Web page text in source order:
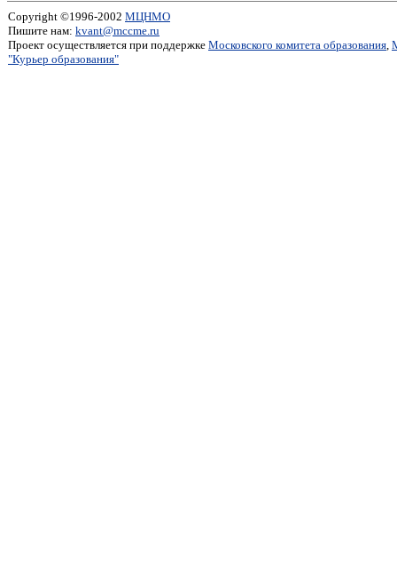
Copyright ©1996-2002 МЦНМО
Пишите нам: kvant@mccme.ru
Проект осуществляется при поддержке Московского комитета образования,
"Курьер образования"